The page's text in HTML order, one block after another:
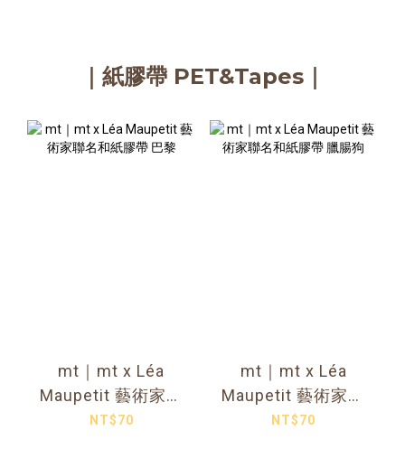
｜紙膠帶 PET&Tapes｜
mt｜mt x Léa
Maupetit 藝術家聯
名和紙膠帶 巴黎
NT$70
mt｜mt x Léa
Maupetit 藝術家聯
名和紙膠帶 臘腸狗
NT$70